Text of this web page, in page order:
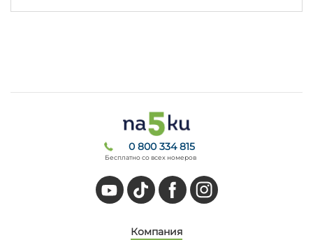
0 800 334 815
Бесплатно со всех номеров
Компания